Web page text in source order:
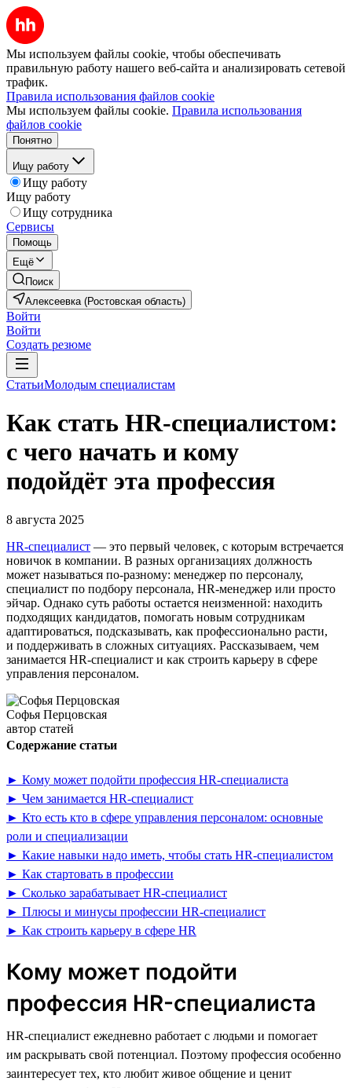
Мы используем файлы cookie, чтобы обеспечивать
правильную работу нашего веб-сайта и анализировать сетевой
трафик.
Правила использования файлов cookie
Мы используем файлы cookie. Правила использования
файлов cookie
Понятно
Ищу работу
Ищу работу
Ищу работу
Ищу сотрудника
Сервисы
Помощь
Ещё
Поиск
Алексеевка (Ростовская область)
Войти
Войти
Создать резюме
СтатьиМолодым специалистам
Как стать HR-специалистом:
с чего начать и кому
подойдёт эта профессия
8 августа 2025
HR-специалист — это первый человек, с которым встречается
новичок в компании. В разных организациях должность
может называться по-разному: менеджер по персоналу,
специалист по подбору персонала, HR-менеджер или просто
эйчар. Однако суть работы остается неизменной: находить
подходящих кандидатов, помогать новым сотрудникам
адаптироваться, подсказывать, как профессионально расти,
и поддерживать в сложных ситуациях. Рассказываем, чем
занимается HR-специалист и как строить карьеру в сфере
управления персоналом.
Софья Перцовская
автор статей
Содержание статьи
► Кому может подойти профессия HR-специалиста
► Чем занимается HR-специалист
► Кто есть кто в сфере управления персоналом: основные
роли и специализации
► Какие навыки надо иметь, чтобы стать HR-специалистом
► Как стартовать в профессии
► Сколько зарабатывает HR-специалист
► Плюсы и минусы профессии HR-специалист
► Как строить карьеру в сфере HR
Кому может подойти
профессия HR-специалиста
HR-специалист ежедневно работает с людьми и помогает
им раскрывать свой потенциал. Поэтому профессия особенно
заинтересует тех, кто любит живое общение и ценит